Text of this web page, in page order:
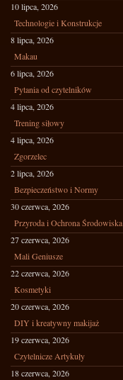
10 lipca, 2026
Technologie i Konstrukcje
8 lipca, 2026
Makau
6 lipca, 2026
Pytania od czytelników
4 lipca, 2026
Trening siłowy
4 lipca, 2026
Zgorzelec
2 lipca, 2026
Bezpieczeństwo i Normy
30 czerwca, 2026
Przyroda i Ochrona Środowiska
27 czerwca, 2026
Mali Geniusze
22 czerwca, 2026
Kosmetyki
20 czerwca, 2026
DIY i kreatywny makijaż
19 czerwca, 2026
Czytelnicze Artykuły
18 czerwca, 2026